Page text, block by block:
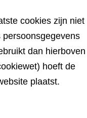
cookies zijn niet
dan hierboven
hoeft de
plaatst.